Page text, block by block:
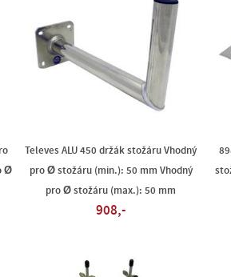
Ø
Televes ALU 450 držák stožáru Vhodný
pro Ø stožáru (min.): 50 mm Vhodný
pro Ø stožáru (max.): 50 mm
908,-